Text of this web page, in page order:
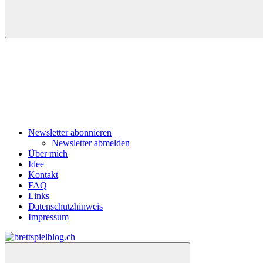
Navigation
Newsletter abonnieren
Newsletter abmelden
Über mich
Idee
Kontakt
FAQ
Links
Datenschutzhinweis
Impressum
Zum
Inhalt